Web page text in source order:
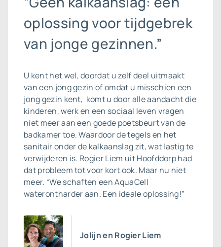
oplossing voor tijdgebrek
van jonge gezinnen.”
U kent het wel, doordat u zelf deel uitmaakt
van een jong gezin of omdat u misschien een
jong gezin kent, komt u door alle aandacht die
kinderen, werk en een sociaal leven vragen
niet meer aan een goede poetsbeurt van de
badkamer toe. Waardoor de tegels en het
sanitair onder de kalkaanslag zit, wat lastig te
verwijderen is. Rogier Liem uit Hoofddorp had
dat probleem tot voor kort ook. Maar nu niet
meer. “We schaften een AquaCell
waterontharder aan. Een ideale oplossing!”
Jolijn en Rogier Liem